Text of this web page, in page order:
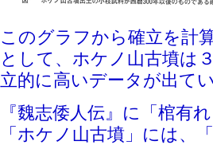
このグラフから確立を計
として、ホケノ山古墳は
立的に高いデータが出て
『魏志倭人伝』に「棺有
「ホケノ山古墳」には、